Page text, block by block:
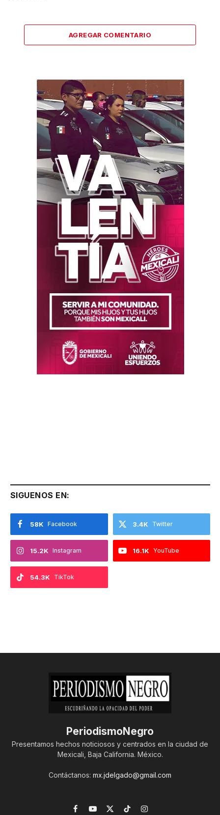
AGREGAR COMENTARIO
SIGUENOS EN:
Facebook
58K Twitter
3.4K
Instagram
15.2K YouTube
16.1K
TikTok
54.3K
PeriodismoNegro
Presentamos hechos noticiosos y centrados en la ciudad de
Mexicali, Baja California. México.
Contáctanos: mx.jdelgado@gmail.com
Facebook
YouTube
X TikTokInstagram